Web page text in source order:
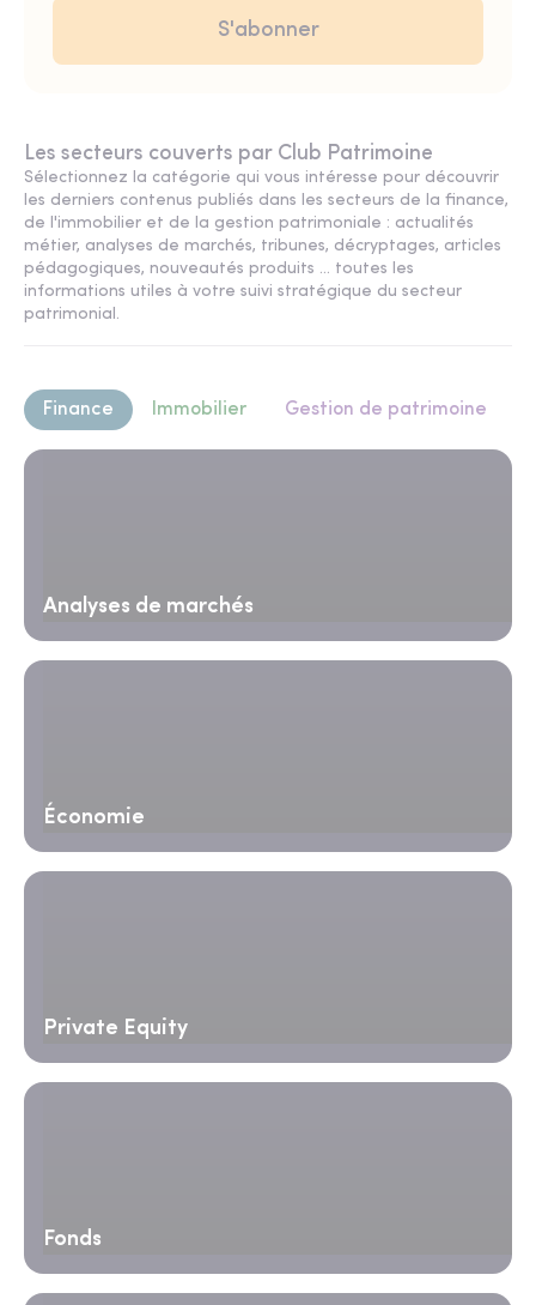
Les secteurs couverts par Club Patrimoine
Sélectionnez la catégorie qui vous intéresse pour découvrir
les derniers contenus publiés dans les secteurs de la finance,
de l'immobilier et de la gestion patrimoniale : actualités
métier, analyses de marchés, tribunes, décryptages, articles
pédagogiques, nouveautés produits ... toutes les
informations utiles à votre suivi stratégique du secteur
patrimonial.
Finance Immobilier Gestion de patrimoine
Analyses de marchés
Économie
Private Equity
Fonds